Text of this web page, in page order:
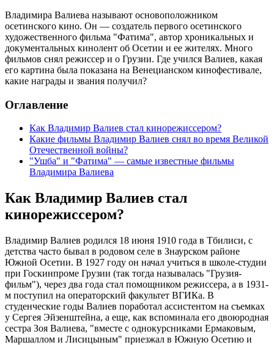
Владимира Валиева называют основоположником
осетинского кино. Он — создатель первого осетинского
художественного фильма "Фатима", автор хроникальных и
документальных кинолент об Осетии и ее жителях. Много
фильмов снял режиссер и о Грузии. Где учился Валиев, какая
его картина была показана на Венецианском кинофестивале,
какие награды и звания получил?
Оглавление
Как Владимир Валиев стал кинорежиссером?
Какие фильмы Владимир Валиев снял во время Великой
Отечественной войны?
"Ушба" и "Фатима" — самые известные фильмы
Владимира Валиева
Как Владимир Валиев стал
кинорежиссером?
Владимир Валиев родился 18 июня 1910 года в Тбилиси, с
детства часто бывал в родовом селе в Знаурском районе
Южной Осетии. В 1927 году он начал учиться в школе-студии
при Госкинпроме Грузии (так тогда называлась "Грузия-
фильм"), через два года стал помощником режиссера, а в 1931-
м поступил на операторский факультет ВГИКа. В
студенческие годы Валиев поработал ассистентом на съемках
у Сергея Эйзенштейна, а еще, как вспоминала его двоюродная
сестра Зоя Валиева, "вместе с однокурсниками Ермаковым,
Маршаллом и Лисицыным" приезжал в Южную Осетию и